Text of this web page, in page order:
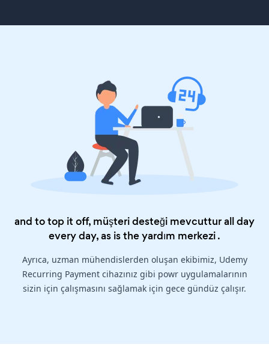
and to top it off, müşteri desteği mevcuttur all day
every day, as is theyardım merkezi.
Ayrıca, uzman mühendislerden oluşan ekibimiz, Udemy
Recurring Payment cihazınız gibi powr uygulamalarının
sizin için çalışmasını sağlamak için gece gündüz çalışır.